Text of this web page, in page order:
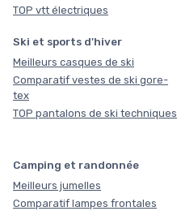
TOP vtt électriques
Ski et sports d'hiver
Meilleurs casques de ski
Comparatif vestes de ski gore-
tex
TOP pantalons de ski techniques
Camping et randonnée
Meilleurs jumelles
Comparatif lampes frontales